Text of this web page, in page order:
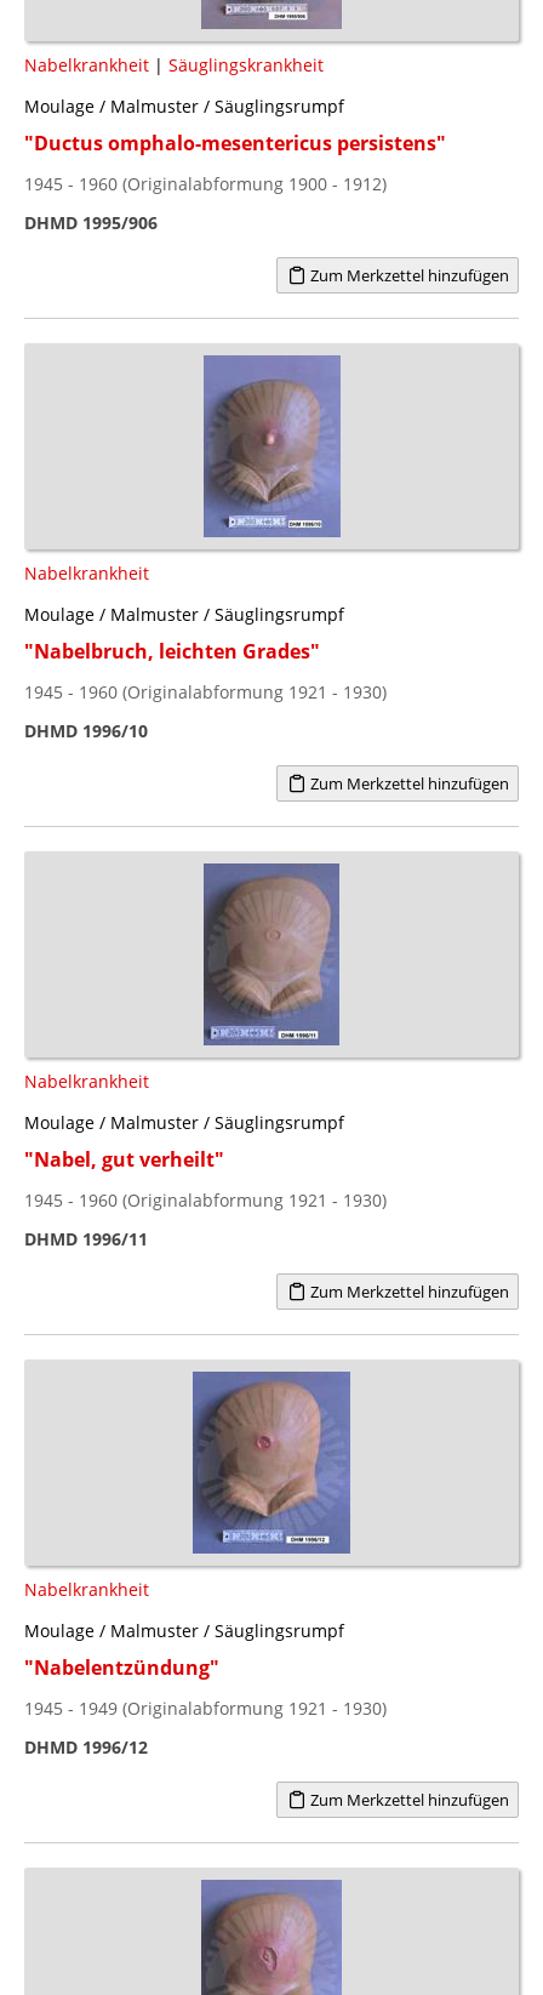
Nabelkrankheit | Säuglingskrankheit
Moulage / Malmuster / Säuglingsrumpf
"Ductus omphalo-mesentericus persistens"
1945 - 1960 (Originalabformung 1900 - 1912)
DHMD 1995/906
Zum Merkzettel hinzufügen
Nabelkrankheit
Moulage / Malmuster / Säuglingsrumpf
"Nabelbruch, leichten Grades"
1945 - 1960 (Originalabformung 1921 - 1930)
DHMD 1996/10
Zum Merkzettel hinzufügen
Nabelkrankheit
Moulage / Malmuster / Säuglingsrumpf
"Nabel, gut verheilt"
1945 - 1960 (Originalabformung 1921 - 1930)
DHMD 1996/11
Zum Merkzettel hinzufügen
Nabelkrankheit
Moulage / Malmuster / Säuglingsrumpf
"Nabelentzündung"
1945 - 1949 (Originalabformung 1921 - 1930)
DHMD 1996/12
Zum Merkzettel hinzufügen